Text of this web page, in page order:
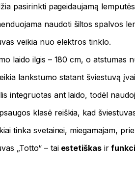
pasirinkti pageidaujamą
naudoti šiltos spalvos
veikia nuo elektros tinklo.
laido ilgis – 180 cm, o atstumas
lankstumo statant šviestuvą
integruotas ant laido, todėl
klasė reiškia, kad
tinka svetainei, miegamajam,
„Totto“ – taiestetiškas ir